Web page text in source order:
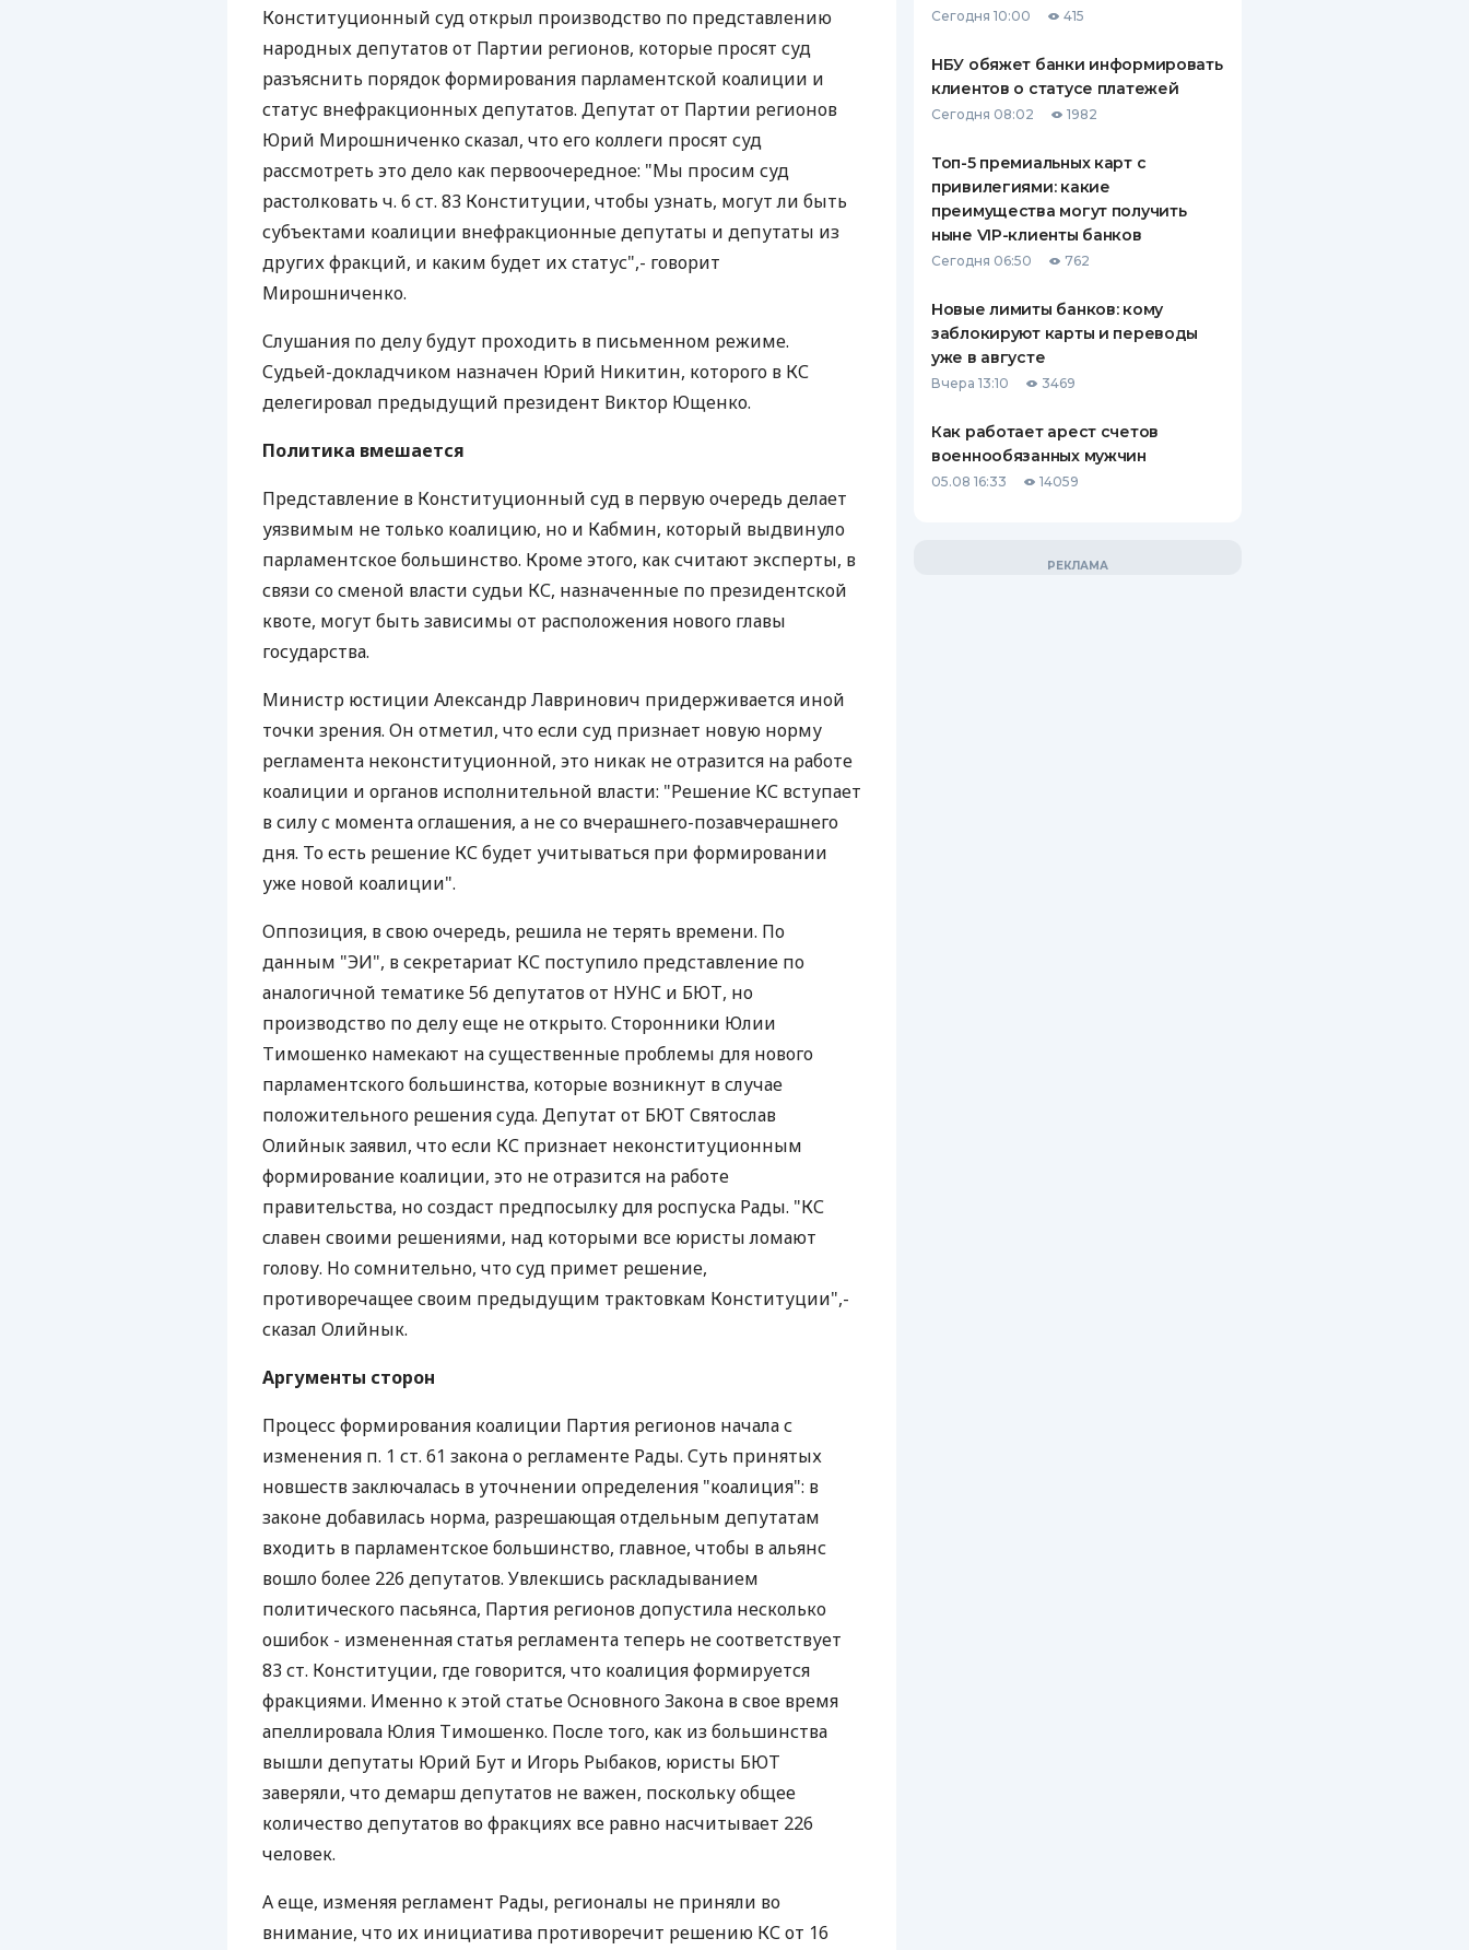
КЕШБЭКА
БАНКОВСКИМ КАРТАМ
СТРАХОВАНИЮ
ВСЕ СТРАХОВЫЕ ПОЛИСЫ
ОТЗЫВЫ О СТРАХОВЫХ
КОМПАНИЯХ
Конституционный суд открыл производство по представлению
народных депутатов от Партии регионов, которые просят суд
разъяснить порядок формирования парламентской коалиции и
статус внефракционных депутатов. Депутат от Партии регионов
Юрий Мирошниченко сказал, что его коллеги просят суд
рассмотреть это дело как первоочередное: "Мы просим суд
растолковать ч. 6 ст. 83 Конституции, чтобы узнать, могут ли быть
субъектами коалиции внефракционные депутаты и депутаты из
других фракций, и каким будет их статус",- говорит
Мирошниченко.
Слушания по делу будут проходить в письменном режиме.
Судьей-докладчиком назначен Юрий Никитин, которого в КС
делегировал предыдущий президент Виктор Ющенко.
Политика вмешается
Представление в Конституционный суд в первую очередь делает
уязвимым не только коалицию, но и Кабмин, который выдвинуло
парламентское большинство. Кроме этого, как считают эксперты, в
связи со сменой власти судьи КС, назначенные по президентской
квоте, могут быть зависимы от расположения нового главы
государства.
Министр юстиции Александр Лавринович придерживается иной
точки зрения. Он отметил, что если суд признает новую норму
регламента неконституционной, это никак не отразится на работе
коалиции и органов исполнительной власти: "Решение КС вступает
в силу с момента оглашения, а не со вчерашнего-позавчерашнего
дня. То есть решение КС будет учитываться при формировании
уже новой коалиции".
Оппозиция, в свою очередь, решила не терять времени. По
данным "ЭИ", в секретариат КС поступило представление по
аналогичной тематике 56 депутатов от НУНС и БЮТ, но
производство по делу еще не открыто. Сторонники Юлии
Тимошенко намекают на существенные проблемы для нового
парламентского большинства, которые возникнут в случае
положительного решения суда. Депутат от БЮТ Святослав
Олийнык заявил, что если КС признает неконституционным
формирование коалиции, это не отразится на работе
правительства, но создаст предпосылку для роспуска Рады. "КС
славен своими решениями, над которыми все юристы ломают
голову. Но сомнительно, что суд примет решение,
противоречащее своим предыдущим трактовкам Конституции",-
сказал Олийнык.
Аргументы сторон
Процесс формирования коалиции Партия регионов начала с
изменения п. 1 ст. 61 закона о регламенте Рады. Суть принятых
новшеств заключалась в уточнении определения "коалиция": в
законе добавилась норма, разрешающая отдельным депутатам
входить в парламентское большинство, главное, чтобы в альянс
вошло более 226 депутатов. Увлекшись раскладыванием
политического пасьянса, Партия регионов допустила несколько
ошибок - измененная статья регламента теперь не соответствует
83 ст. Конституции, где говорится, что коалиция формируется
фракциями. Именно к этой статье Основного Закона в свое время
апеллировала Юлия Тимошенко. После того, как из большинства
вышли депутаты Юрий Бут и Игорь Рыбаков, юристы БЮТ
заверяли, что демарш депутатов не важен, поскольку общее
количество депутатов во фракциях все равно насчитывает 226
человек.
А еще, изменяя регламент Рады, регионалы не приняли во
внимание, что их инициатива противоречит решению КС от 16
Сегодня 10:00 415
НБУ обяжет банки информировать
клиентов о статусе платежей
Сегодня 08:02 1982
Топ-5 премиальных карт с
привилегиями: какие
преимущества могут получить
ныне VIP-клиенты банков
Сегодня 06:50 762
Новые лимиты банков: кому
заблокируют карты и переводы
уже в августе
Вчера 13:10 3469
Как работает арест счетов
военнообязанных мужчин
05.08 16:33 14059